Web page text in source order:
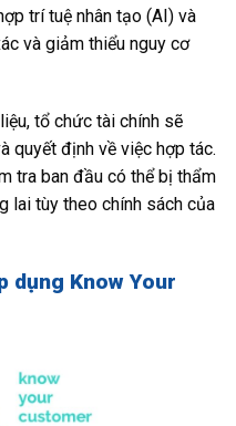
trí tuệ nhân tạo (AI) và
và giảm thiểu nguy cơ
tổ chức tài chính sẽ
quyết định về việc hợp tác.
tra ban đầu có thể bị thẩm
lai tùy theo chính sách của
dụng Know Your